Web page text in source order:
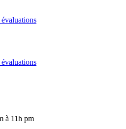
évaluations
évaluations
à 11h pm